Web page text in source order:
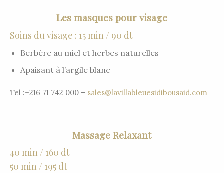
Les masques pour visage
Soins du visage : 15 min / 90 dt
Berbère au miel et herbes naturelles
Apaisant à l’argile blanc
Tel :+216 71 742 000 – sales@lavillableuesidibousaid.com
Massage Relaxant
40 min / 160 dt
50 min / 195 dt